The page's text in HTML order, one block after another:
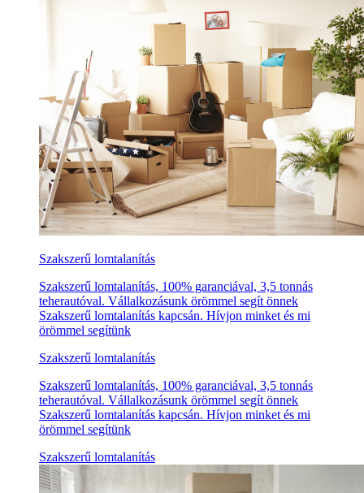
Szakszerű lomtalanítás
Szakszerű lomtalanítás, 100% garanciával, 3,5 tonnás
teherautóval. Vállalkozásunk örömmel segít önnek
Szakszerű lomtalanítás kapcsán. Hívjon minket és mi
örömmel segítünk
Szakszerű lomtalanítás
Szakszerű lomtalanítás, 100% garanciával, 3,5 tonnás
teherautóval. Vállalkozásunk örömmel segít önnek
Szakszerű lomtalanítás kapcsán. Hívjon minket és mi
örömmel segítünk
Szakszerű lomtalanítás